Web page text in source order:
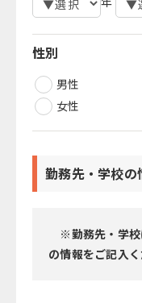
性別
男性
女性
勤務先・学校の
※勤務先・学校
の情報をご記入